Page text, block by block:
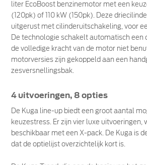
liter EcoBoost benzinemotor met een
(120pk) of 110 kW (150pk). Deze
uitgerust met cilinderuitschakeling, voor
De technologie schakelt automatisch een
de volledige kracht van de motor niet
motorversies zijn gekoppeld aan een
zesversnellingsbak.
4 uitvoeringen, 8 opties
De Kuga line-up biedt een groot aantal
keuzestress. Er zijn vier luxe uitvoeringen,
beschikbaar met een X-pack. De Kuga is
dat de optielijst overzichtelijk kort is.